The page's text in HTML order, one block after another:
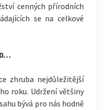
cenných přírodních
se na celkové
zhruba nejdůležitější
roku. Udržení většiny
bývá pro nás hodně